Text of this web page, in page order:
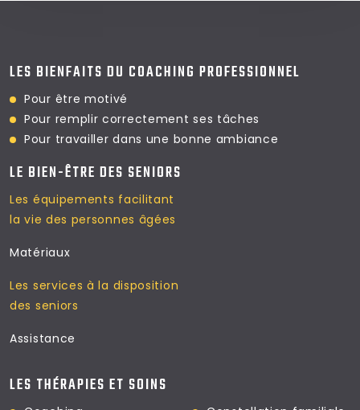
LES BIENFAITS DU COACHING PROFESSIONNEL
Pour être motivé
Pour remplir correctement ses tâches
Pour travailler dans une bonne ambiance
LE BIEN-ÊTRE DES SENIORS
Les équipements facilitant
la vie des personnes âgées
Matériaux
Les services à la disposition
des seniors
Assistance
LES THÉRAPIES ET SOINS